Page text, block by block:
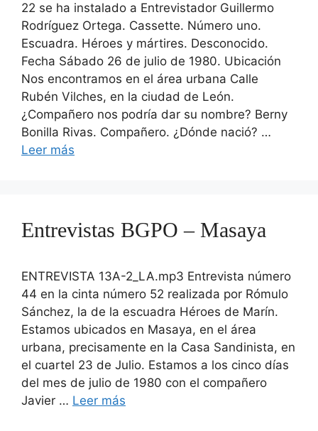
22 se ha instalado a Entrevistador Guillermo
Rodríguez Ortega. Cassette. Número uno.
Escuadra. Héroes y mártires. Desconocido.
Fecha Sábado 26 de julio de 1980. Ubicación
Nos encontramos en el área urbana Calle
Rubén Vilches, en la ciudad de León.
¿Compañero nos podría dar su nombre? Berny
Bonilla Rivas. Compañero. ¿Dónde nació? …
Leer más
Entrevistas BGPO – Masaya
ENTREVISTA 13A-2_LA.mp3 Entrevista número
44 en la cinta número 52 realizada por Rómulo
Sánchez, la de la escuadra Héroes de Marín.
Estamos ubicados en Masaya, en el área
urbana, precisamente en la Casa Sandinista, en
el cuartel 23 de Julio. Estamos a los cinco días
del mes de julio de 1980 con el compañero
Javier … Leer más